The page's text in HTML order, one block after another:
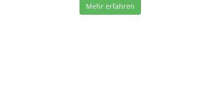
Mehr erfahren